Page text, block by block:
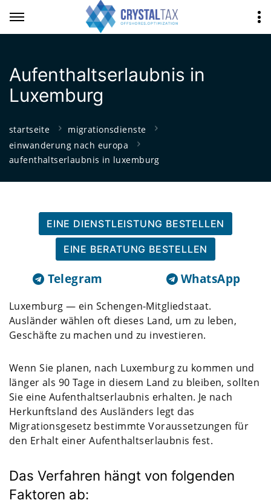
Aufenthaltserlaubnis in
Luxemburg
startseite
migrationsdienste
einwanderung nach europa
aufenthaltserlaubnis in luxemburg
EINE DIENSTLEISTUNG BESTELLEN
EINE BERATUNG BESTELLEN
Telegram WhatsApp
Luxemburg — ein Schengen-Mitgliedstaat.
Ausländer wählen oft dieses Land, um zu leben,
Geschäfte zu machen und zu investieren.
Wenn Sie planen, nach Luxemburg zu kommen und
länger als 90 Tage in diesem Land zu bleiben, sollten
Sie eine Aufenthaltserlaubnis erhalten. Je nach
Herkunftsland des Ausländers legt das
Migrationsgesetz bestimmte Voraussetzungen für
den Erhalt einer Aufenthaltserlaubnis fest.
Das Verfahren hängt von folgenden
Faktoren ab: